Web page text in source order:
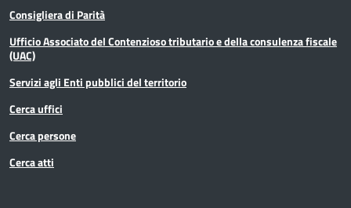
Consigliera di Parità
Ufficio Associato del Contenzioso tributario e della consulenza fiscale
(UAC)
Servizi agli Enti pubblici del territorio
Cerca uffici
Cerca persone
Cerca atti